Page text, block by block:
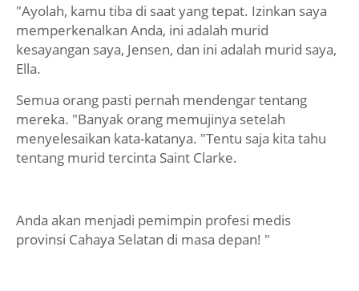
"Ayolah, kamu tiba di saat yang tepat. Izinkan saya
memperkenalkan Anda, ini adalah murid
kesayangan saya, Jensen, dan ini adalah murid saya,
Ella.
Semua orang pasti pernah mendengar tentang
mereka. "Banyak orang memujinya setelah
menyelesaikan kata-katanya. "Tentu saja kita tahu
tentang murid tercinta Saint Clarke.
Anda akan menjadi pemimpin profesi medis
provinsi Cahaya Selatan di masa depan! "